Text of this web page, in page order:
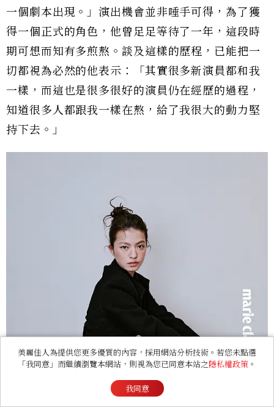
一個劇本出現。」演出機會並非唾手可得，為了獲
得一個正式的角色，他曾足足等待了一年，這段時
期可想而知有多煎熬。談及這樣的歷程，已能把一
切都視為必然的他表示：「其實很多新演員都和我
一樣，而這也是很多很好的演員仍在經歷的過程，
知道很多人都跟我一樣在熬，給了我很大的動力堅
持下去。」
美麗佳人為提供您更多優質的內容，採用網站分析技術。若您未點選
「我同意」而繼續瀏覽本網站，則視為您已同意本站之隱私權政策 。
我同意